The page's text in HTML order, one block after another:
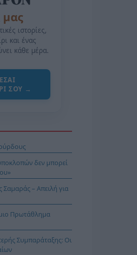
μας
ιστορίες,
και ένας
κάθε μέρα.
ΣΟΥ →
δεν μπορεί
– Απειλή για
Πρωτάθλημα
Συμπαράταξης: Οι